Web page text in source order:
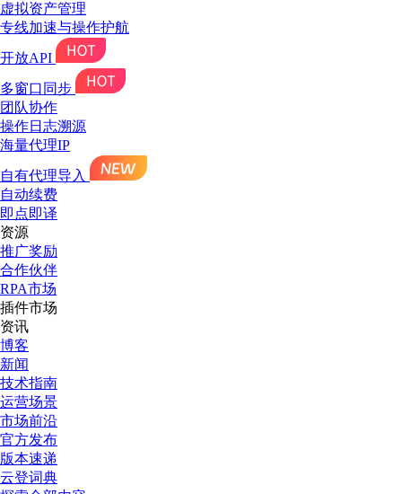
虚拟资产管理
专线加速与操作护航
开放API
多窗口同步
团队协作
操作日志溯源
海量代理IP
自有代理导入
自动续费
即点即译
资源
推广奖励
合作伙伴
RPA市场
插件市场
资讯
博客
新闻
技术指南
运营场景
市场前沿
官方发布
版本速递
云登词典